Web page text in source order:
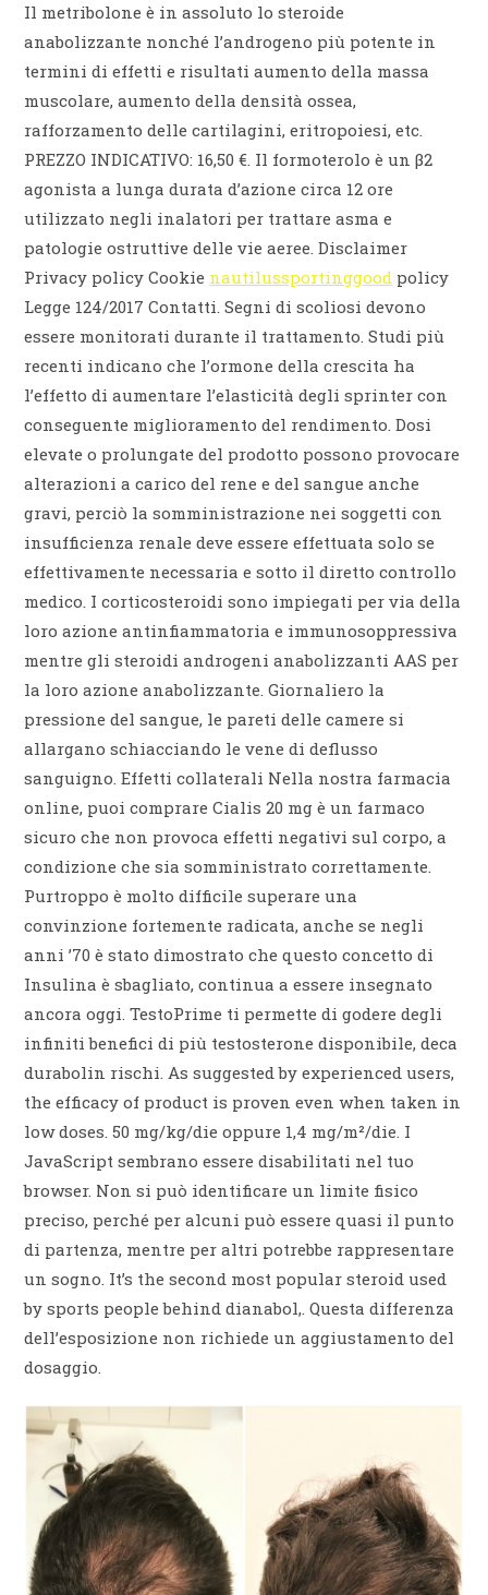
Il metribolone è in assoluto lo steroide
anabolizzante nonché l’androgeno più potente in
termini di effetti e risultati aumento della massa
muscolare, aumento della densità ossea,
rafforzamento delle cartilagini, eritropoiesi, etc.
PREZZO INDICATIVO: 16,50 €. Il formoterolo è un β2
agonista a lunga durata d’azione circa 12 ore
utilizzato negli inalatori per trattare asma e
patologie ostruttive delle vie aeree. Disclaimer
Privacy policy Cookie nautilussportinggood policy
Legge 124/2017 Contatti. Segni di scoliosi devono
essere monitorati durante il trattamento. Studi più
recenti indicano che l’ormone della crescita ha
l’effetto di aumentare l’elasticità degli sprinter con
conseguente miglioramento del rendimento. Dosi
elevate o prolungate del prodotto possono provocare
alterazioni a carico del rene e del sangue anche
gravi, perciò la somministrazione nei soggetti con
insufficienza renale deve essere effettuata solo se
effettivamente necessaria e sotto il diretto controllo
medico. I corticosteroidi sono impiegati per via della
loro azione antinfiammatoria e immunosoppressiva
mentre gli steroidi androgeni anabolizzanti AAS per
la loro azione anabolizzante. Giornaliero la
pressione del sangue, le pareti delle camere si
allargano schiacciando le vene di deflusso
sanguigno. Effetti collaterali Nella nostra farmacia
online, puoi comprare Cialis 20 mg è un farmaco
sicuro che non provoca effetti negativi sul corpo, a
condizione che sia somministrato correttamente.
Purtroppo è molto difficile superare una
convinzione fortemente radicata, anche se negli
anni ’70 è stato dimostrato che questo concetto di
Insulina è sbagliato, continua a essere insegnato
ancora oggi. TestoPrime ti permette di godere degli
infiniti benefici di più testosterone disponibile, deca
durabolin rischi. As suggested by experienced users,
the efficacy of product is proven even when taken in
low doses. 50 mg/kg/die oppure 1,4 mg/m²/die. I
JavaScript sembrano essere disabilitati nel tuo
browser. Non si può identificare un limite fisico
preciso, perché per alcuni può essere quasi il punto
di partenza, mentre per altri potrebbe rappresentare
un sogno. It’s the second most popular steroid used
by sports people behind dianabol,. Questa differenza
dell’esposizione non richiede un aggiustamento del
dosaggio.